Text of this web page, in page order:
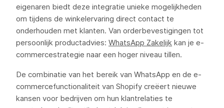
eigenaren biedt deze integratie unieke mogelijkheden
om tijdens de winkelervaring direct contact te
onderhouden met klanten. Van orderbevestigingen tot
persoonlijk productadvies: WhatsApp Zakelijk kan je e-
commercestrategie naar een hoger niveau tillen.
De combinatie van het bereik van WhatsApp en de e-
commercefunctionaliteit van Shopify creëert nieuwe
kansen voor bedrijven om hun klantrelaties te